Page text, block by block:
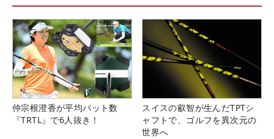
仲宗根澄香が平均パット数
『TRTL』で6人抜き！
スイスの叡智が生んだTPTシ
ャフトで、ゴルフを異次元の
世界へ